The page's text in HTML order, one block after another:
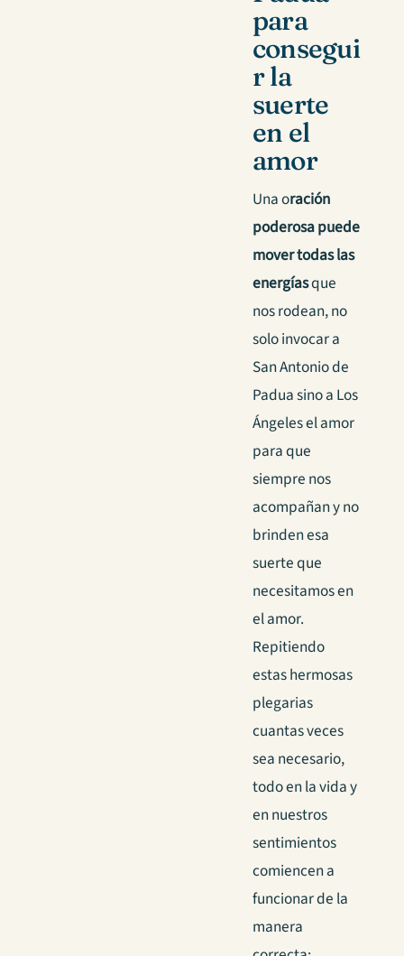
para
consegui
r la
suerte
en el
amor
Una oración
poderosa puede
mover todas las
energíasque
nos rodean, no
solo invocar a
San Antonio de
Padua sino a Los
Ángeles el amor
para que
siempre nos
acompañan y no
brinden esa
suerte que
necesitamos en
el amor.
Repitiendo
estas hermosas
plegarias
cuantas veces
sea necesario,
todo en la vida y
en nuestros
sentimientos
comiencen a
funcionar de la
manera